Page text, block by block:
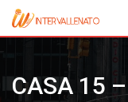
Skip
CASA 15